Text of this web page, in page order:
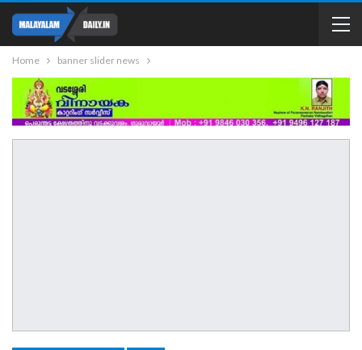
Home banner slider news